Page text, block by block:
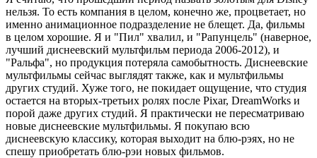
нельзя. То есть компания в целом, конечно же, процветает, но
именно анимационное подразделение не блещет. Да, фильмы
в целом хорошие. Я и "Пил" хвалил, и "Рапунцель" (наверное,
лучший диснеевский мультфильм периода 2006-2012), и
"Ральфа", но продукция потеряла самобытность. Диснеевские
мультфильмы сейчас выглядят также, как и мультфильмы
других студий. Хуже того, не покидает ощущение, что студия
остается на вторых-третьих ролях после Pixar, DreamWorks и
порой даже других студий. Я практически не пересматриваю
новые диснеевские мультфильмы. Я покупаю всю
диснеевскую классику, которая выходит на блю-рэях, но не
спешу приобретать блю-рэи новых фильмов.